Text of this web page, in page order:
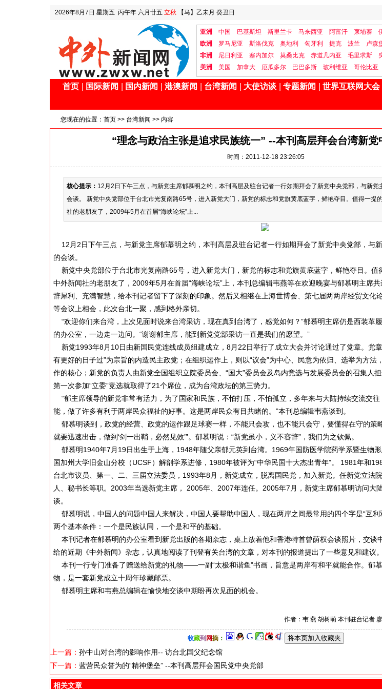
2026年8月7日 星期五 丙午年 六月廿五 立秋 【马】乙未月 癸丑日
亚洲 中国 巴基斯坦 斯里兰卡 马来西亚 阿富汗 柬埔寨
欧洲
罗马尼亚 斯洛伐克 奥地利 匈牙利 捷克 波兰 卢森
非洲
尼日利亚 塞内加尔 莫桑比克 赤道几内亚 毛里求斯
美洲
美国 加拿大 厄瓜多尔 巴巴多斯 玻利维亚 哥伦比亚
首页 国际新闻 国内新闻 港澳新闻 台湾新闻 大使访谈 专题新闻 世界互联网大会
您现在的位置： 首页 >> 台湾新闻 >> 内容
“理念与政治主张是追求民族统一” --本刊高层拜会台湾新党
时间：2011-12-18 23:26:05
核心提示： 12月2日下午三点，与新党主席郁慕明之约，本刊高层及驻台记者一行如期拜会了新党中央党部，与新党
会谈。 新党中央党部位于台北市光复南路65号，进入新党大门，新党的标志和党旗黄底蓝字，鲜艳夺目。值得一提
社的老朋友了，2009年5月在首届“海峡论坛”上...
12月2日下午三点，与新党主席郁慕明之约，本刊高层及驻台记者一行如期拜会了新党中央党部，与
的会谈。
新党中央党部位于台北市光复南路65号，进入新党大门，新党的标志和党旗黄底蓝字，鲜艳夺目。值
中外新闻社的老朋友了，2009年5月在首届“海峡论坛”上，本刊总编辑韦燕等在欢迎晚宴与郁慕明主席
辞犀利、充满智慧，给本刊记者留下了深刻的印象。然后又相继在上海世博会、第七届两两岸经贸文化
等会议上相会，此次台北一聚，感到格外亲切。
“欢迎你们来台湾，上次见面时说来台湾采访，现在真到台湾了，感觉如何？”郁慕明主席仍是西装革
的办公室，一边走一边问。“谢谢郁主席，能到新党党部采访一直是我们的愿望。”
新党1993年8月10日由新国民党连线成员组建成立，8月22日举行了成立大会并讨论通过了党章。党
有更好的日子过”为宗旨的内造民主政党；在组织运作上，则以“议会”为中心、民意为依归、选举为方法
作的核心；新党的负责人由新党全国组织立院委员会、“国大”委员会及岛内竞选与发展委员会的召集人
第一次参加“立委”竞选就取得了21个席位，成为台湾政坛的第三势力。
“郁主席领导的新党非常有活力，为了国家和民族，不怕打压，不怕孤立，多年来与大陆持续交流交
能，做了许多有利于两岸民众福祉的好事。这是两岸民众有目共睹的。”本刊总编辑韦燕谈到。
郁慕明谈到，政党的经营、政党的运作跟足球赛一样，不能只会攻，也不能只会守，要懂得在守的策
就要迅速出击，做到‘剑一出鞘，必然见效’”。郁慕明说：“新党虽小，义不容辞”，我们为之钦佩。
郁慕明1940年7月19日出生于上海，1948年随父亲郁元英到台湾。1969年国防医学院药学系暨生物
国加州大学旧金山分校（UCSF）解剖学系进修，1980年被评为“中华民国十大杰出青年”。 1981年和
台北市议员、第一、二、三届立法委员，1993年8月，新党成立，脱离国民党，加入新党。任新党立法
人、秘书长等职。2003年当选新党主席， 2005年、2007年连任。2005年7月，新党主席郁慕明访问大
谈。
郁慕明说，中国人的问题中国人来解决，中国人要帮助中国人，现在两岸之间最常用的四个字是“互利
两个基本条件：一个是民族认同，一个是和平的基础。
本刊记者在郁慕明的办公室看到新党出版的各期杂志，桌上放着他和香港特首曾荫权会谈照片，交谈
给的近期《中外新闻》杂志，认真地阅读了刊登有关台湾的文章，对本刊的报道提出了一些意见和建议。
本刊一行专门准备了赠送给新党的礼物——一副“太极和谐鱼”书画，旨意是两岸有和平就能合作。郁
物，是一套新党成立十周年珍藏邮票。
郁慕明主席和韦燕总编辑在愉快地交谈中期盼再次见面的机会。
作者：韦 燕 胡树萌 本刊驻台记者
收藏到 网摘：
上一篇： 孙中山对台湾的影响作用-- 访台北国父纪念馆
下一篇： 蓝营民众誉为的“精神堡垒” --本刊高层拜会国民党中央党部
相关文章